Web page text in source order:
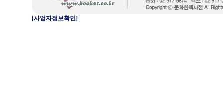
[사업자정보확인]